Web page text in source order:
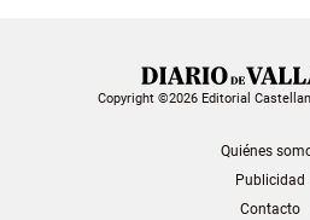
Copyright ©2026 Editorial
Quiénes
Publicidad
Contacto